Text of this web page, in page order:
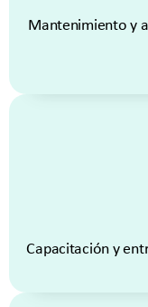
Mantenimiento y
Capacitación y